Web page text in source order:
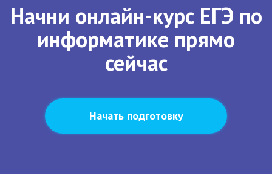
Начни онлайн-курс ЕГЭ по
информатике прямо
сейчас
Начать подготовку